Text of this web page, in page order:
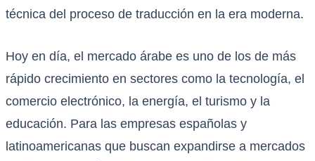
técnica del proceso de traducción en la era moderna.
Hoy en día, el mercado árabe es uno de los de más
rápido crecimiento en sectores como la tecnología, el
comercio electrónico, la energía, el turismo y la
educación. Para las empresas españolas y
latinoamericanas que buscan expandirse a mercados